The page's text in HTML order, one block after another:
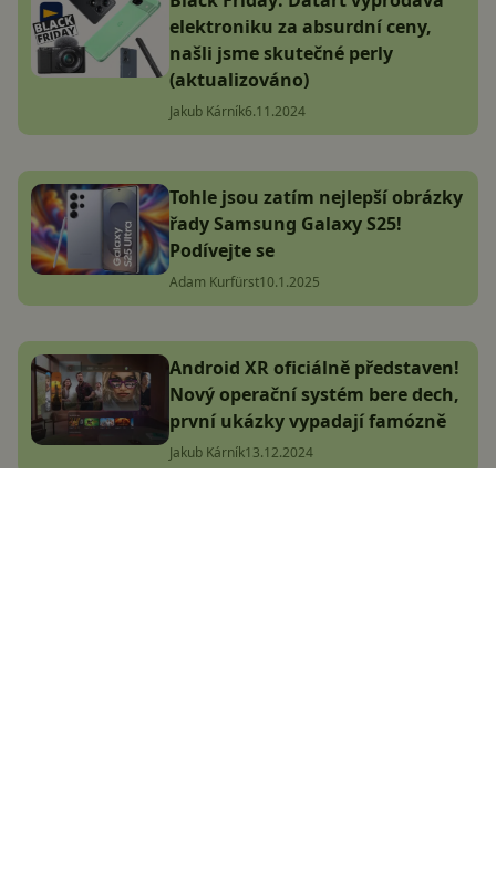
elektroniku za absurdní ceny,
našli jsme skutečné perly
(aktualizováno)
Jakub Kárník6.11.2024
Tohle jsou zatím nejlepší obrázky
řady Samsung Galaxy S25!
Podívejte se
Adam Kurfürst10.1.2025
Android XR oficiálně představen!
Nový operační systém bere dech,
první ukázky vypadají famózně
Jakub Kárník13.12.2024